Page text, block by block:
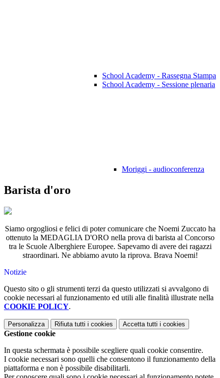
School Academy - Rassegna Stampa
School Academy - Sessione plenaria
Moriggi - audioconferenza
Barista d'oro
Siamo orgogliosi e felici di poter comunicare che Noemi Zuccato ha
ottenuto la MEDAGLIA D'ORO nella prova di barista al Concorso
tra le Scuole Alberghiere Europee. Sapevamo di avere dei ragazzi
straordinari. Ne abbiamo avuto la riprova. Brava Noemi!
Notizie
Questo sito o gli strumenti terzi da questo utilizzati si avvalgono di
cookie necessari al funzionamento ed utili alle finalità illustrate nella
COOKIE POLICY.
Personalizza Rifiuta tutti i cookies Accetta tutti i cookies
Gestione cookie
In questa schermata è possibile scegliere quali cookie consentire.
I cookie necessari sono quelli che consentono il funzionamento della
piattaforma e non è possibile disabilitarli.